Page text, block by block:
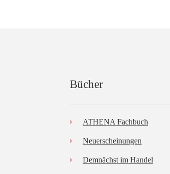
Bücher
ATHENA Fachbuch
Neuerscheinungen
Demnächst im Handel